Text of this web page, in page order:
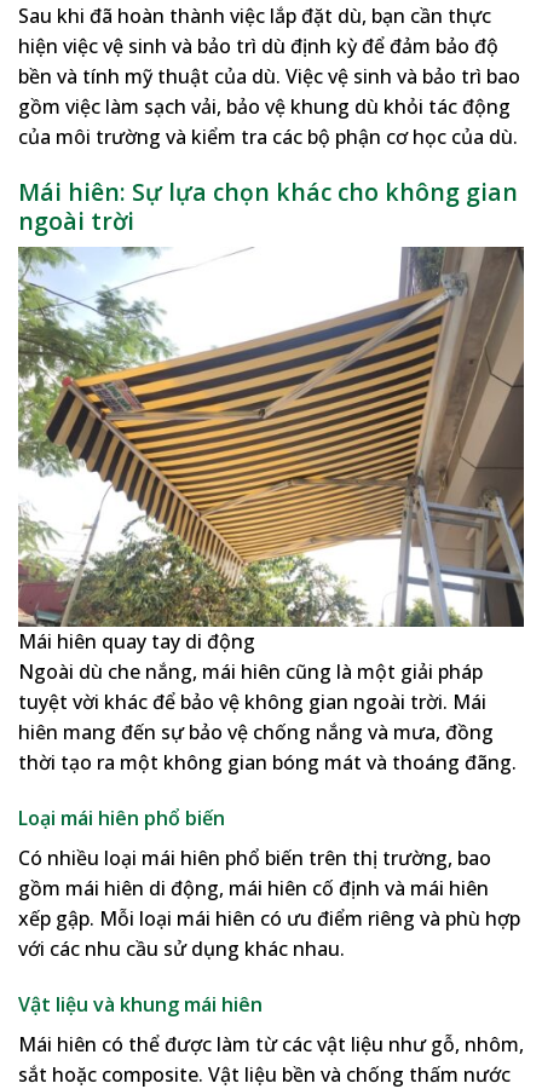
Sau khi đã hoàn thành việc lắp đặt dù, bạn cần thực
hiện việc vệ sinh và bảo trì dù định kỳ để đảm bảo độ
bền và tính mỹ thuật của dù. Việc vệ sinh và bảo trì bao
gồm việc làm sạch vải, bảo vệ khung dù khỏi tác động
của môi trường và kiểm tra các bộ phận cơ học của dù.
Mái hiên: Sự lựa chọn khác cho không gian
ngoài trời
Mái hiên quay tay di động
Ngoài dù che nắng, mái hiên cũng là một giải pháp
tuyệt vời khác để bảo vệ không gian ngoài trời. Mái
hiên mang đến sự bảo vệ chống nắng và mưa, đồng
thời tạo ra một không gian bóng mát và thoáng đãng.
Loại mái hiên phổ biến
Có nhiều loại mái hiên phổ biến trên thị trường, bao
gồm mái hiên di động, mái hiên cố định và mái hiên
xếp gập. Mỗi loại mái hiên có ưu điểm riêng và phù hợp
với các nhu cầu sử dụng khác nhau.
Vật liệu và khung mái hiên
Mái hiên có thể được làm từ các vật liệu như gỗ, nhôm,
sắt hoặc composite. Vật liệu bền và chống thấm nước